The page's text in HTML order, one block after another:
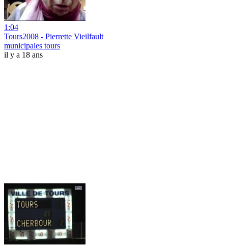
1:04
Tours2008 - Pierrette Vieilfault
municipales tours
il y a 18 ans